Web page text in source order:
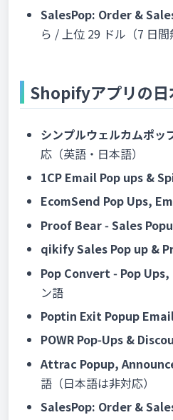
SalesPop: Order &
ら / 上位 29 ドル（7 日間
Shopifyアプリの日
シンプルウェルカムポッ
応（英語・日本語）
1CP Email Pop ups &
EcomSend Pop Ups,
Proof Bear ‑ Sales
qikify Sales Pop up &
Pop Convert ‑ Pop
ン語
Poptin Exit Popup
POWR Pop‑Ups &
Attrac Popup,
語（日本語は非対応）
SalesPop: Order &